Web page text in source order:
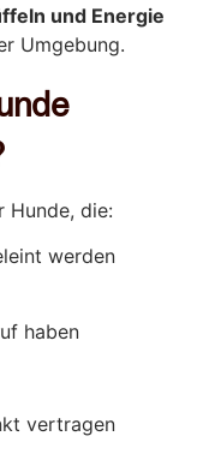
und Energie
Umgebung.
Hunde, die:
werden
haben
vertragen